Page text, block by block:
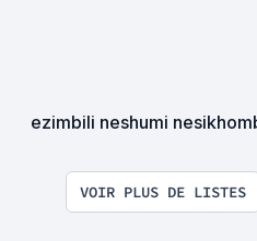
ezimbili neshumi
VOIR PLUS DE LISTES